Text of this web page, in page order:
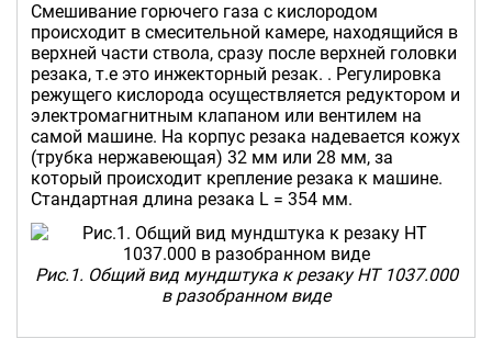
Смешивание горючего газа с кислородом
происходит в смесительной камере, находящийся в
верхней части ствола, сразу после верхней головки
резака, т.е это инжекторный резак. . Регулировка
режущего кислорода осуществляется редуктором и
электромагнитным клапаном или вентилем на
самой машине. На корпус резака надевается кожух
(трубка нержавеющая) 32 мм или 28 мм, за
который происходит крепление резака к машине.
Стандартная длина резака L = 354 мм.
Рис.1. Общий вид мундштука к резаку НТ 1037.000
в разобранном виде